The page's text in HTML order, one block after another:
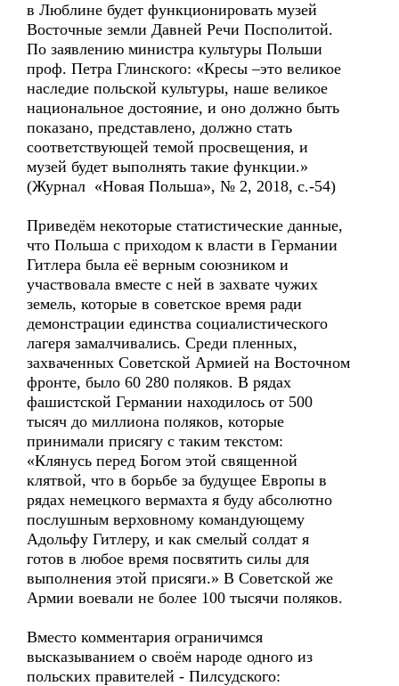
в Люблине будет функционировать музей
Восточные земли Давней Речи Посполитой.
По заявлению министра культуры Польши
проф. Петра Глинского: «Кресы –это великое
наследие польской культуры, наше великое
национальное достояние, и оно должно быть
показано, представлено, должно стать
соответствующей темой просвещения, и
музей будет выполнять такие функции.»
(Журнал «Новая Польша», № 2, 2018, с.-54)
Приведём некоторые статистические данные,
что Польша с приходом к власти в Германии
Гитлера была её верным союзником и
участвовала вместе с ней в захвате чужих
земель, которые в советское время ради
демонстрации единства социалистического
лагеря замалчивались. Среди пленных,
захваченных Советской Армией на Восточном
фронте, было 60 280 поляков. В рядах
фашистской Германии находилось от 500
тысяч до миллиона поляков, которые
принимали присягу с таким текстом:
«Клянусь перед Богом этой священной
клятвой, что в борьбе за будущее Европы в
рядах немецкого вермахта я буду абсолютно
послушным верховному командующему
Адольфу Гитлеру, и как смелый солдат я
готов в любое время посвятить силы для
выполнения этой присяги.» В Советской же
Армии воевали не более 100 тысячи поляков.
Вместо комментария ограничимся
высказыванием о своём народе одного из
польских правителей - Пилсудского: